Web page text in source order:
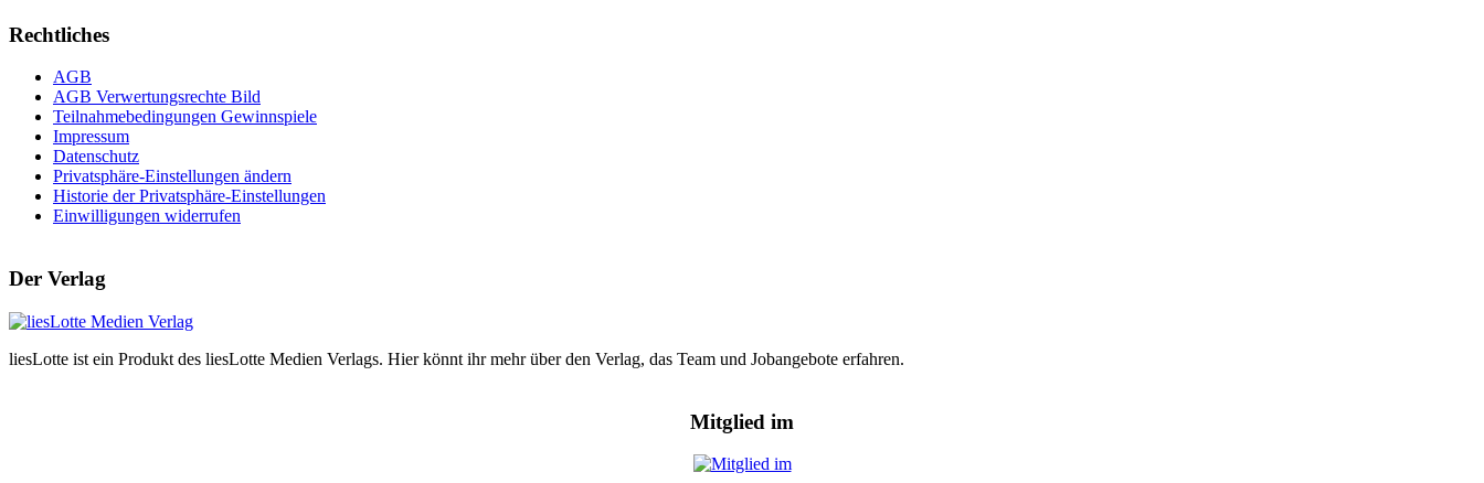
Rechtliches
AGB
AGB Verwertungsrechte Bild
Teilnahmebedingungen Gewinnspiele
Impressum
Datenschutz
Privatsphäre-Einstellungen ändern
Historie der Privatsphäre-Einstellungen
Einwilligungen widerrufen
Der Verlag
liesLotte ist ein Produkt des liesLotte Medien Verlags. Hier könnt ihr mehr über den Verlag, das Team und Jobangebote erfahren.
Mitglied im